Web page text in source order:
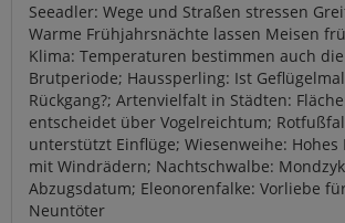
Seeadler: Wege und Straßen stressen
Warme Frühjahrsnächte lassen Meisen
Klima: Temperaturen bestimmen auch
Brutperiode; Haussperling: Ist
Rückgang?; Artenvielfalt in Städten:
entscheidet über Vogelreichtum;
unterstützt Einflüge; Wiesenweihe:
mit Windrädern; Nachtschwalbe:
Abzugsdatum; Eleonorenfalke: Vorliebe
Neuntöter